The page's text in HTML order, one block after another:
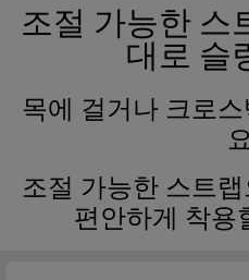
조절 가능한 스
대로 슬
목에 걸거나 크로
조절 가능한 스트
편안하게 착용